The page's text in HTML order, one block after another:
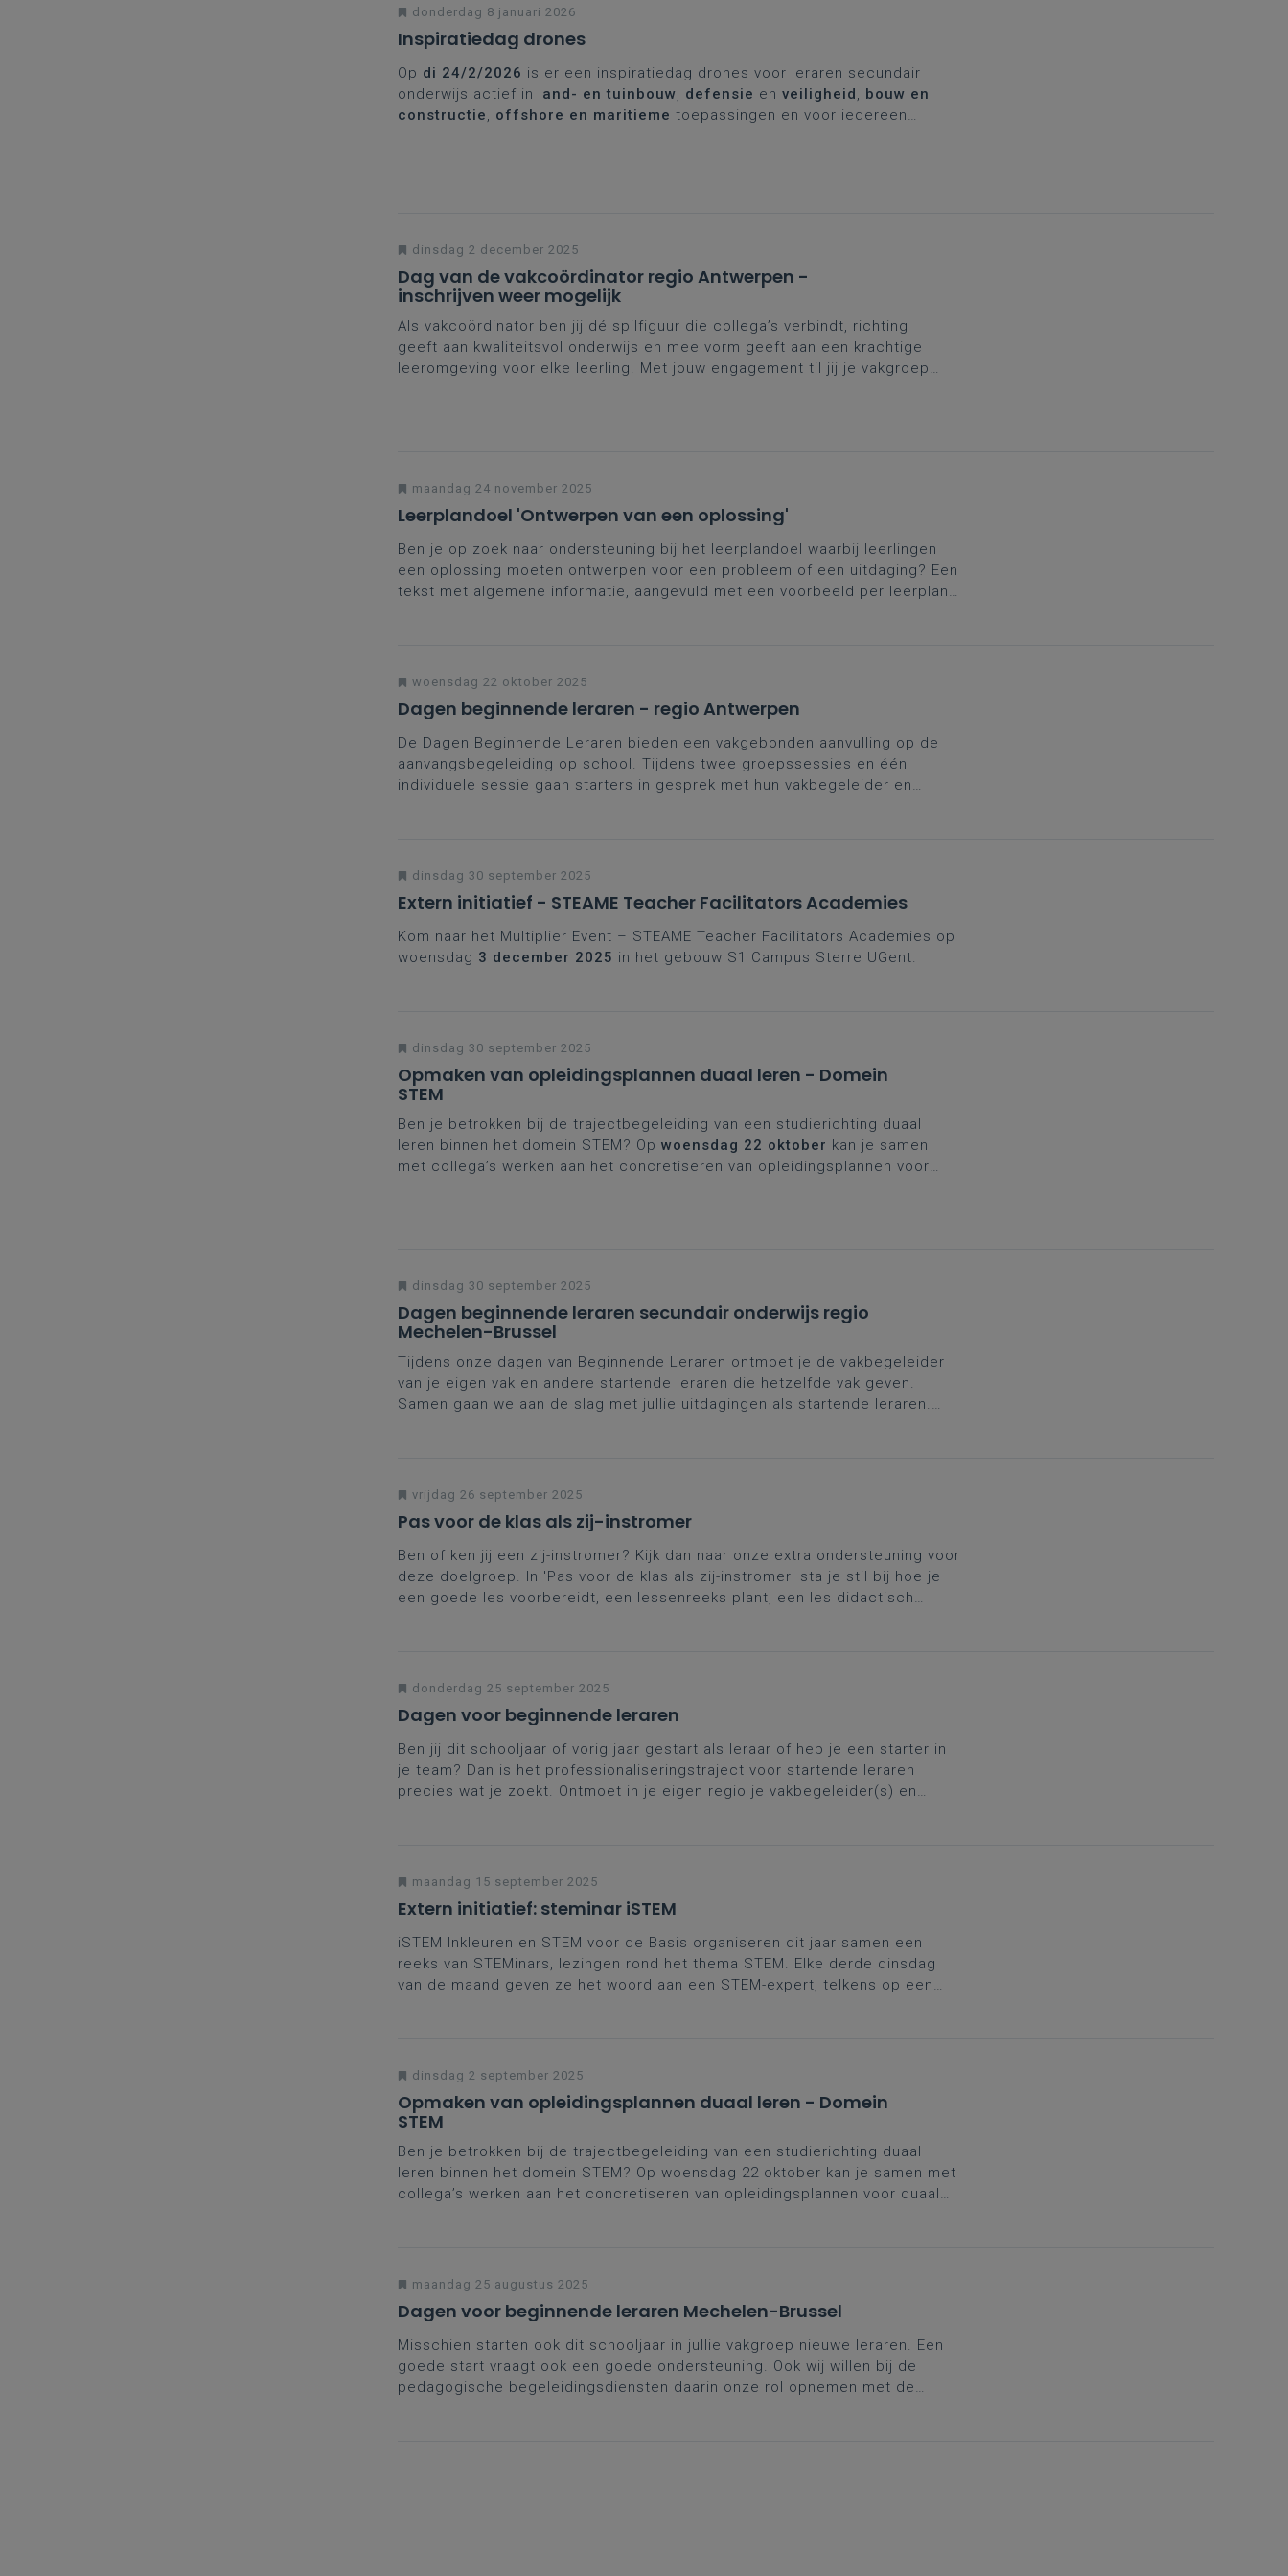
donderdag 8 januari 2026
Inspiratiedag drones
Op di 24/2/2026 is er een inspiratiedag drones voor leraren secundair
onderwijs actief in land- en tuinbouw defensie en veiligheid
bouw en
constructie
offshore en maritieme toepassingen en voor iedereen
dinsdag 2 december 2025
Dag van de vakcoördinator regio Antwerpen -
inschrijven weer mogelijk
Als vakcoördinator ben jij dé spilfiguur die collega’s verbindt, richting
geeft aan kwaliteitsvol onderwijs en mee vorm geeft aan een krachtige
leeromgeving voor elke leerling. Met jouw engagement til jij je vakgroep
maandag 24 november 2025
Leerplandoel 'Ontwerpen van een oplossing'
Ben je op zoek naar ondersteuning bij het leerplandoel waarbij leerlingen
een oplossing moeten ontwerpen voor een probleem of een uitdaging? Een
tekst met algemene informatie, aangevuld met een voorbeeld per leerplan,
woensdag 22 oktober 2025
Dagen beginnende leraren - regio Antwerpen
De Dagen Beginnende Leraren bieden een vakgebonden aanvulling op de
aanvangsbegeleiding op school. Tijdens twee groepssessies en één
individuele sessie gaan starters in gesprek met hun vakbegeleider en
dinsdag 30 september 2025
Extern initiatief - STEAME Teacher Facilitators Academies
Kom naar het Multiplier Event – STEAME Teacher Facilitators Academies op
woensdag 3 december 2025 in het gebouw S1 Campus Sterre UGent.
dinsdag 30 september 2025
Opmaken van opleidingsplannen duaal leren - Domein
STEM
Ben je betrokken bij de trajectbegeleiding van een studierichting duaal
leren binnen het domein STEM? Op woensdag 22 oktober kan je samen
met collega’s werken aan het concretiseren van opleidingsplannen voor
dinsdag 30 september 2025
Dagen beginnende leraren secundair onderwijs regio
Mechelen-Brussel
Tijdens onze dagen van Beginnende Leraren ontmoet je de vakbegeleider
van je eigen vak en andere startende leraren die hetzelfde vak geven.
Samen gaan we aan de slag met jullie uitdagingen als startende leraren.
Mechelen
vrijdag 26 september 2025
Pas voor de klas als zij-instromer
Ben of ken jij een zij-instromer? Kijk dan naar onze extra ondersteuning voor
deze doelgroep. In 'Pas voor de klas als zij-instromer' sta je stil bij hoe je
een goede les voorbereidt, een lessenreeks plant, een les didactisch
donderdag 25 september 2025
Dagen voor beginnende leraren
Ben jij dit schooljaar of vorig jaar gestart als leraar of heb je een starter in
je team? Dan is het professionaliseringstraject voor startende leraren
precies wat je zoekt. Ontmoet in je eigen regio je vakbegeleider(s) en
maandag 15 september 2025
Extern initiatief: steminar iSTEM
iSTEM Inkleuren en STEM voor de Basis organiseren dit jaar samen een
reeks van STEMinars, lezingen rond het thema STEM. Elke derde dinsdag
van de maand geven ze het woord aan een STEM-expert, telkens op een
dinsdag 2 september 2025
Opmaken van opleidingsplannen duaal leren - Domein
STEM
Ben je betrokken bij de trajectbegeleiding van een studierichting duaal
leren binnen het domein STEM? Op woensdag 22 oktober kan je samen met
collega’s werken aan het concretiseren van opleidingsplannen voor duaal
maandag 25 augustus 2025
Dagen voor beginnende leraren Mechelen-Brussel
Misschien starten ook dit schooljaar in jullie vakgroep nieuwe leraren. Een
goede start vraagt ook een goede ondersteuning. Ook wij willen bij de
pedagogische begeleidingsdiensten daarin onze rol opnemen met de